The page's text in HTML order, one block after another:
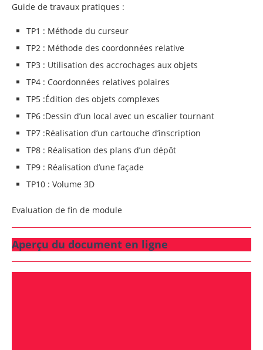
Guide de travaux pratiques :
TP1 : Méthode du curseur
TP2 : Méthode des coordonnées relative
TP3 : Utilisation des accrochages aux objets
TP4 : Coordonnées relatives polaires
TP5 :Édition des objets complexes
TP6 :Dessin d’un local avec un escalier tournant
TP7 :Réalisation d’un cartouche d’inscription
TP8 : Réalisation des plans d’un dépôt
TP9 : Réalisation d’une façade
TP10 : Volume 3D
Evaluation de fin de module
Aperçu du document en ligne